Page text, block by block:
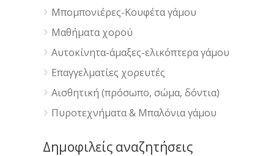
Μπομπονιέρες-Κουφέτα γάμου
Μαθήματα χορού
Αυτοκίνητα-άμαξες-ελικόπτερα γάμου
Επαγγελματίες χορευτές
Αισθητική (πρόσωπο, σώμα, δόντια)
Πυροτεχνήματα & Μπαλόνια γάμου
Δημοφιλείς αναζητήσεις